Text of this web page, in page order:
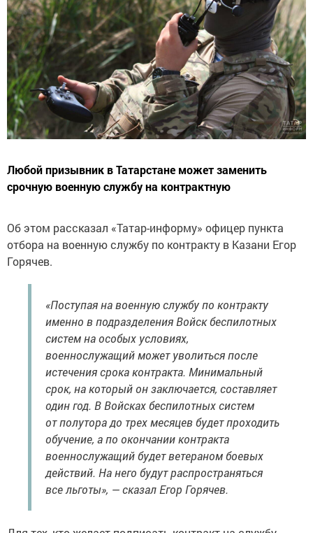
Любой призывник в Татарстане может заменить
срочную военную службу на контрактную
Об этом рассказал «Татар-информу» офицер пункта
отбора на военную службу по контракту в Казани Егор
Горячев.
«Поступая на военную службу по контракту
именно в подразделения Войск беспилотных
систем на особых условиях,
военнослужащий может уволиться после
истечения срока контракта. Минимальный
срок, на который он заключается, составляет
один год. В Войсках беспилотных систем
от полутора до трех месяцев будет проходить
обучение, а по окончании контракта
военнослужащий будет ветераном боевых
действий. На него будут распространяться
все льготы», — сказал Егор Горячев.